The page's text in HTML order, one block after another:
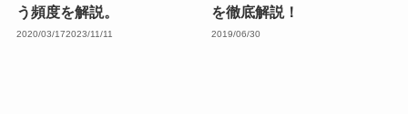
う頻度を解説。
2020/03/172023/11/11
を徹底解説！
2019/06/30